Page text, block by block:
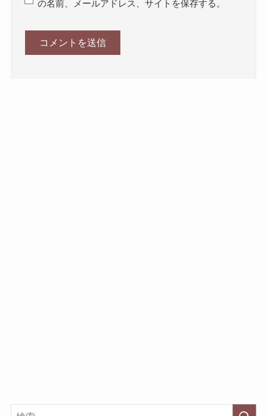
の名前、メールアドレス、サイトを保存する。